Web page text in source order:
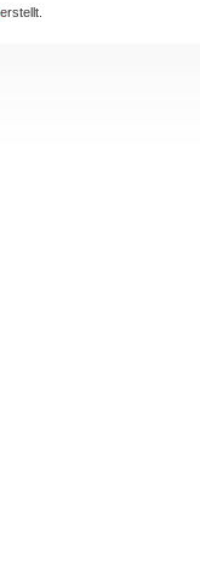
erstellt.